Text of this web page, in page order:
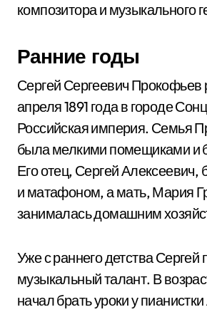
композитора и музыкального
Ранние годы
Сергей Сергеевич Прокофьев
апреля 1891 года в городе
Российская империя. Семья
была мелкими помещиками и
Его отец, Сергей
и матафоном, а мать, Мария
занималась домашним
Уже с раннего детства Сергей
музыкальный талант. В
начал брать уроки у